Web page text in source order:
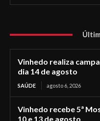
Vinhedo realiza
dia 14 de agosto
SAÚDE agosto 6, 2026
Vinhedo recebe 5ª
10 e 13 de agosto